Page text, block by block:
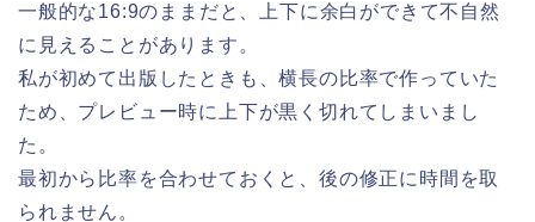
一般的な16:9のままだと、上下に余白ができて不自然
に見えることがあります。
私が初めて出版したときも、横長の比率で作っていた
ため、プレビュー時に上下が黒く切れてしまいまし
た。
最初から比率を合わせておくと、後の修正に時間を取
られません。